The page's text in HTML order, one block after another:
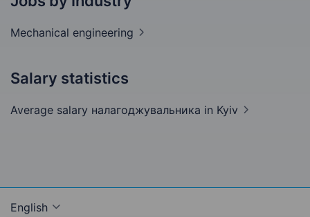
Mechanical engineering
Salary statistics
Average salary налагоджувальника in Kyiv
English